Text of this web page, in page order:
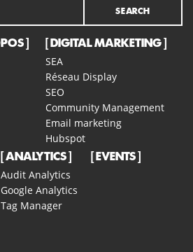
DIGITAL MARKETING
SEA
Réseau Display
SEO
Community Management
Email marketing
Hubspot
ANALYTICS
Audit Analytics
Google Analytics
Tag Manager
EVENTS